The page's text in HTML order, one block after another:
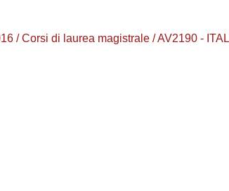
/ Corsi di laurea magistrale / AV2190 -